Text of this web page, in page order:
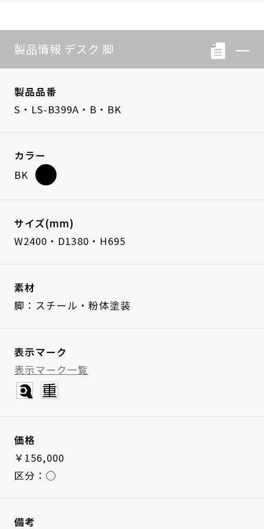
製品情報 デスク 脚
製品品番
S・LS-B399A・B・BK
カラー
BK
サイズ(mm)
W2400・D1380・H695
素材
脚：スチール・粉体塗装
表示マーク
表示マーク一覧
価格
￥156,000
区分：◯
備考